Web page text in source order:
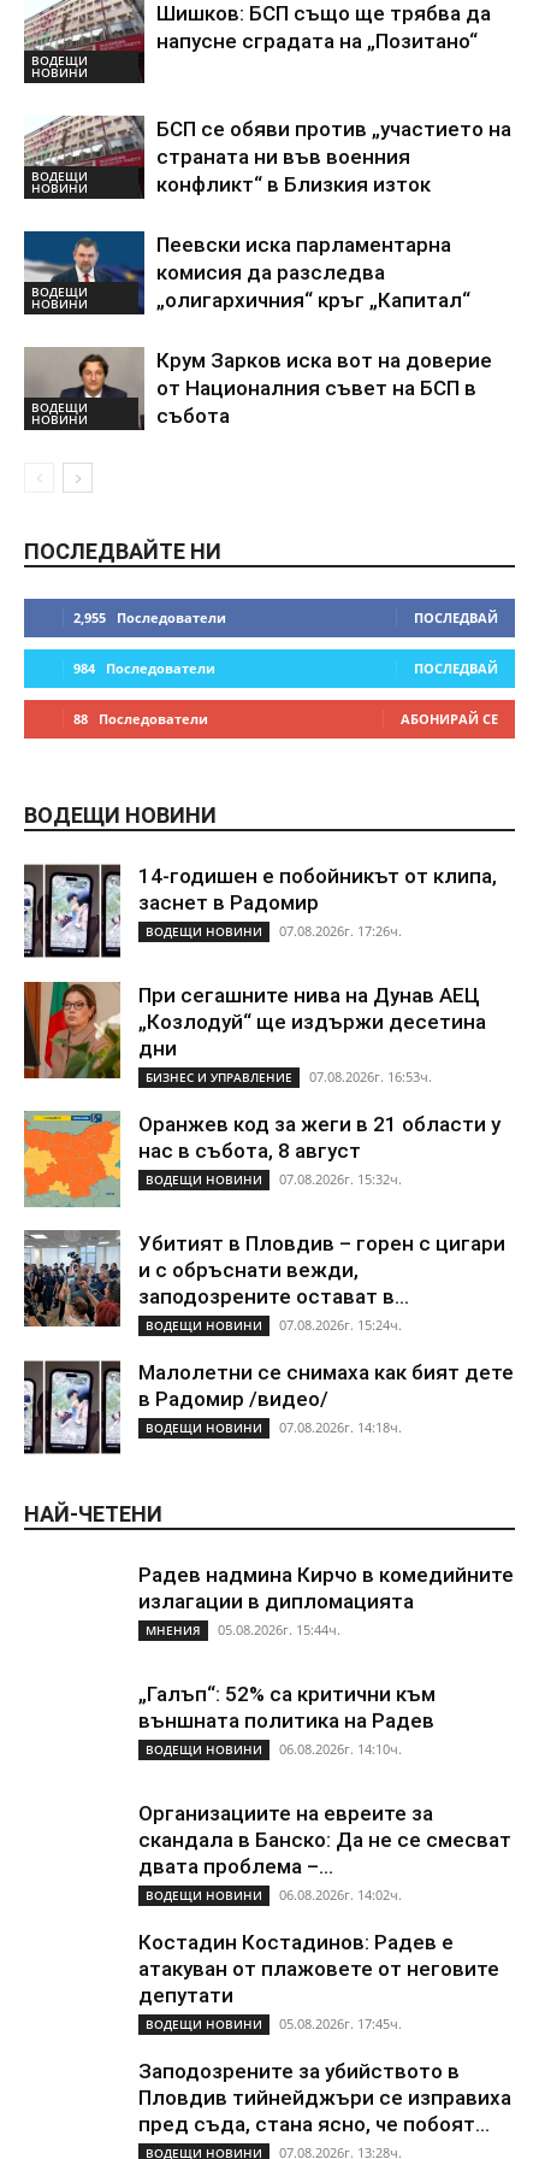
ВОДЕЩИ
НОВИНИ
Шишков: БСП също ще трябва да
напусне сградата на „Позитано“
ВОДЕЩИ
НОВИНИ
БСП се обяви против „участието на
страната ни във военния
конфликт“ в Близкия изток
ВОДЕЩИ
НОВИНИ
Пеевски иска парламентарна
комисия да разследва
„олигархичния“ кръг „Капитал“
ВОДЕЩИ
НОВИНИ
Крум Зарков иска вот на доверие
от Националния съвет на БСП в
събота
ПОСЛЕДВАЙТЕ НИ
2,955 Последователи ПОСЛЕДВАЙ
984 Последователи ПОСЛЕДВАЙ
88 Последователи АБОНИРАЙ СЕ
ВОДЕЩИ НОВИНИ
14-годишен е побойникът от клипа,
заснет в Радомир
ВОДЕЩИ НОВИНИ 07.08.2026г. 17:26ч.
При сегашните нива на Дунав АЕЦ
„Козлодуй“ ще издържи десетина
дни
БИЗНЕС И УПРАВЛЕНИЕ 07.08.2026г. 16:53ч.
Оранжев код за жеги в 21 области у
нас в събота, 8 август
ВОДЕЩИ НОВИНИ 07.08.2026г. 15:32ч.
Убитият в Пловдив – горен с цигари
и с обръснати вежди,
заподозрените остават в...
ВОДЕЩИ НОВИНИ 07.08.2026г. 15:24ч.
Малолетни се снимаха как бият дете
в Радомир /видео/
ВОДЕЩИ НОВИНИ 07.08.2026г. 14:18ч.
НАЙ-ЧЕТЕНИ
Радев надмина Кирчо в комедийните
излагации в дипломацията
МНЕНИЯ 05.08.2026г. 15:44ч.
„Галъп“: 52% са критични към
външната политика на Радев
ВОДЕЩИ НОВИНИ 06.08.2026г. 14:10ч.
Организациите на евреите за
скандала в Банско: Да не се смесват
двата проблема –...
ВОДЕЩИ НОВИНИ 06.08.2026г. 14:02ч.
Костадин Костадинов: Радев е
атакуван от плажoвете от неговите
депутати
ВОДЕЩИ НОВИНИ 05.08.2026г. 17:45ч.
Заподозрените за убийството в
Пловдив тийнейджъри се изправиха
пред съда, стана ясно, че побоят...
ВОДЕЩИ НОВИНИ 07.08.2026г. 13:28ч.